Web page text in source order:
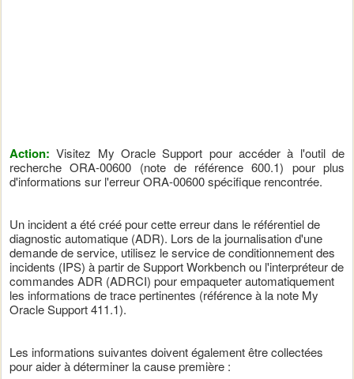
Action:Visitez My Oracle Support pour accéder à l'outil de
recherche ORA-00600 (note de référence 600.1) pour plus
d'informations sur l'erreur ORA-00600 spécifique rencontrée.
Un incident a été créé pour cette erreur dans le référentiel de
diagnostic automatique (ADR). Lors de la journalisation d'une
demande de service, utilisez le service de conditionnement des
incidents (IPS) à partir de Support Workbench ou l'interpréteur de
commandes ADR (ADRCI) pour empaqueter automatiquement
les informations de trace pertinentes (référence à la note My
Oracle Support 411.1).
Les informations suivantes doivent également être collectées
pour aider à déterminer la cause première :